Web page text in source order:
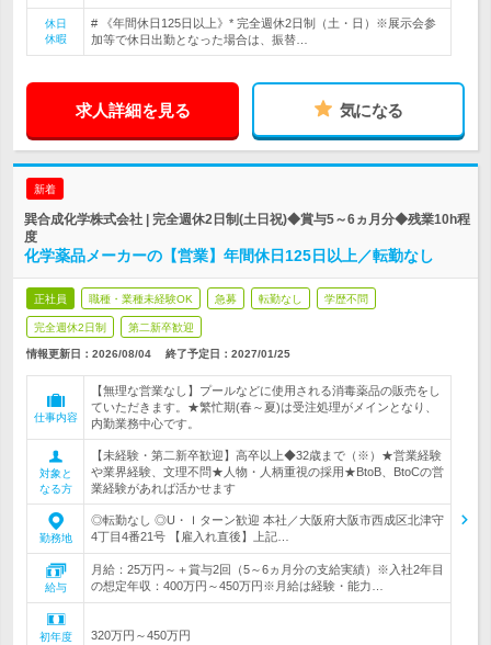
休日
休暇
# 《年間休日125日以上》* 完全週休2日制（土・日）※展示会参
加等で休日出勤となった場合は、振替…
求人詳細を見る 気になる
新着
巽合成化学株式会社 | 完全週休2日制(土日祝)◆賞与5～6ヵ月分◆残業10h程
度
化学薬品メーカーの【営業】年間休日125日以上／転勤なし
正社員 職種・業種未経験OK 急募 転勤なし 学歴不問
完全週休2日制 第二新卒歓迎
情報更新日：2026/08/04 終了予定日： 2027/01/25
仕事内容
【無理な営業なし】プールなどに使用される消毒薬品の販売をし
ていただきます。★繁忙期(春～夏)は受注処理がメインとなり、
内勤業務中心です。
対象と
なる方
【未経験・第二新卒歓迎】高卒以上◆32歳まで（※）★営業経験
や業界経験、文理不問★人物・人柄重視の採用★BtoB、BtoCの営
業経験があれば活かせます
勤務地
◎転勤なし ◎U・Ｉターン歓迎 本社／大阪府大阪市西成区北津守
4丁目4番21号 【雇入れ直後】上記…
給与
月給：25万円～＋賞与2回（5～6ヵ月分の支給実績）※入社2年目
の想定年収：400万円～450万円※月給は経験・能力…
初年度
320万円～450万円